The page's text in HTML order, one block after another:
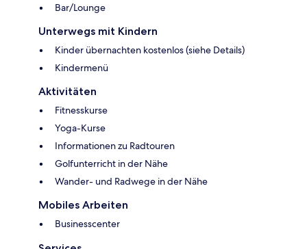
Bar/Lounge
Unterwegs mit Kindern
Kinder übernachten kostenlos (siehe Details)
Kindermenü
Aktivitäten
Fitnesskurse
Yoga-Kurse
Informationen zu Radtouren
Golfunterricht in der Nähe
Wander- und Radwege in der Nähe
Mobiles Arbeiten
Businesscenter